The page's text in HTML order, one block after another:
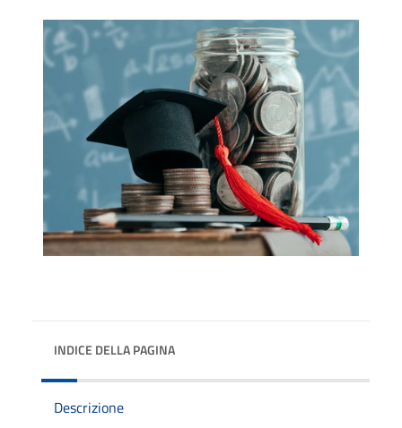
INDICE DELLA PAGINA
Descrizione